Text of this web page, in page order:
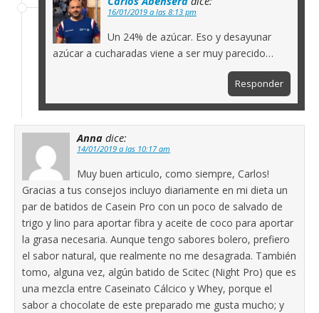
16/01/2019 a las 8:13 pm
Un 24% de azúcar. Eso y desayunar
azúcar a cucharadas viene a ser muy parecido…
Responder
Anna dice:
14/01/2019 a las 10:17 am
Muy buen articulo, como siempre, Carlos!
Gracias a tus consejos incluyo diariamente en mi dieta un
par de batidos de Casein Pro con un poco de salvado de
trigo y lino para aportar fibra y aceite de coco para aportar
la grasa necesaria. Aunque tengo sabores bolero, prefiero
el sabor natural, que realmente no me desagrada. También
tomo, alguna vez, algún batido de Scitec (Night Pro) que es
una mezcla entre Caseinato Cálcico y Whey, porque el
sabor a chocolate de este preparado me gusta mucho; y